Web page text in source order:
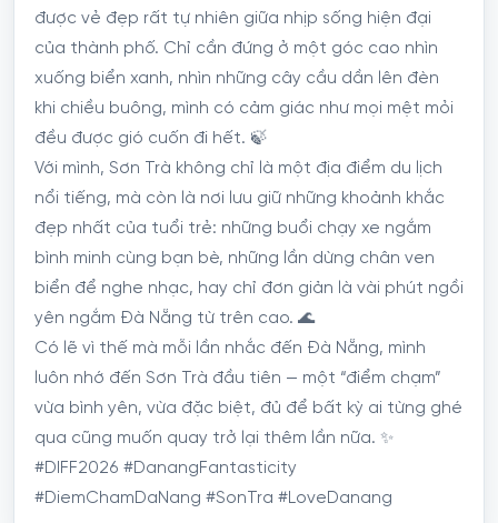
được vẻ đẹp rất tự nhiên giữa nhịp sống hiện đại
của thành phố. Chỉ cần đứng ở một góc cao nhìn
xuống biển xanh, nhìn những cây cầu dần lên đèn
khi chiều buông, mình có cảm giác như mọi mệt mỏi
đều được gió cuốn đi hết. 🍃
Với mình, Sơn Trà không chỉ là một địa điểm du lịch
nổi tiếng, mà còn là nơi lưu giữ những khoảnh khắc
đẹp nhất của tuổi trẻ: những buổi chạy xe ngắm
bình minh cùng bạn bè, những lần dừng chân ven
biển để nghe nhạc, hay chỉ đơn giản là vài phút ngồi
yên ngắm Đà Nẵng từ trên cao. 🌊
Có lẽ vì thế mà mỗi lần nhắc đến Đà Nẵng, mình
luôn nhớ đến Sơn Trà đầu tiên — một “điểm chạm”
vừa bình yên, vừa đặc biệt, đủ để bất kỳ ai từng ghé
qua cũng muốn quay trở lại thêm lần nữa. ✨
#DIFF2026 #DanangFantasticity
#DiemChamDaNang #SonTra #LoveDanang